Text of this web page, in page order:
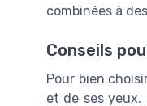
combinées à
Conseils
Pour bien
et de ses